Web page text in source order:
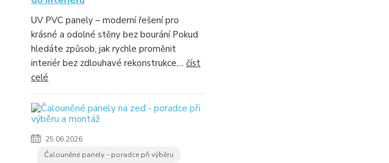
UV PVC panely – moderní řešení pro
krásné a odolné stěny bez bourání Pokud
hledáte způsob, jak rychle proměnit
interiér bez zdlouhavé rekonstrukce,... číst
celé
25.06.2026
Čalouněné panely - poradce při výběru